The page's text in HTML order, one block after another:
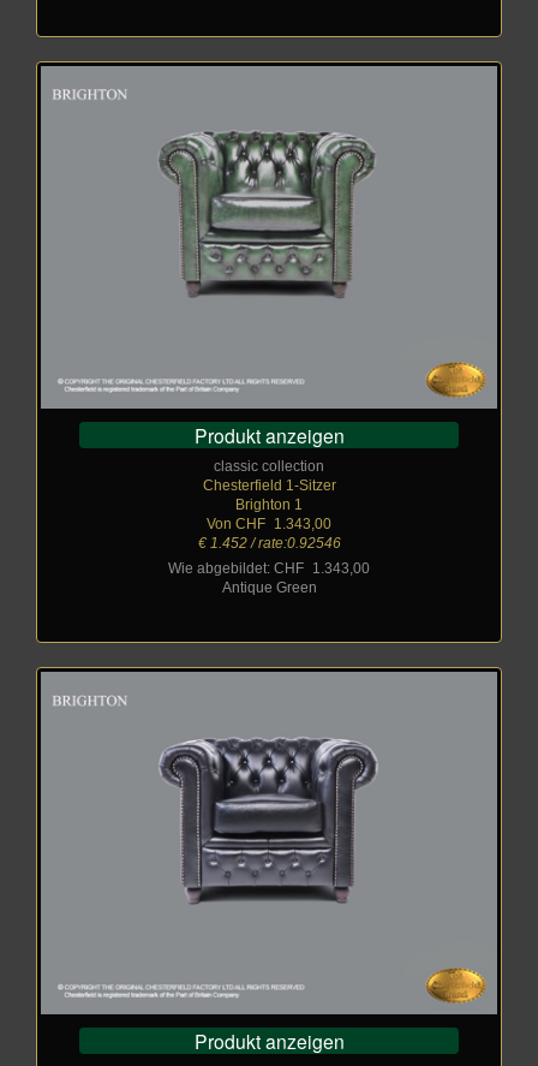
Produkt anzeigen
classic collection
Chesterfield 1-Sitzer
Brighton 1
Von CHF
1.343,00
€ 1.452 / rate:0.92546
Wie abgebildet: CHF
1.343,00
Antique Green
Produkt anzeigen